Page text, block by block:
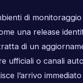
di
una release
di un
ufficiali o canali
l’arrivo